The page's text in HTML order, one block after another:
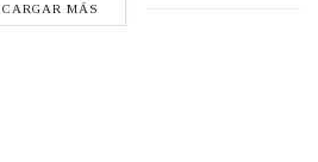
CARGAR MÁS